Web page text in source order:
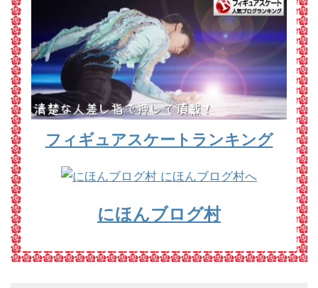
フィギュアスケートランキング
にほんブログ村